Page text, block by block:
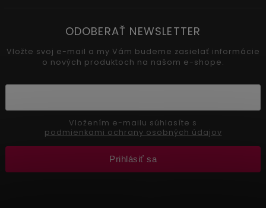
ODOBERAŤ NEWSLETTER
Vložte svoj e-mail a my Vám budeme zasielať informácie
o nových produktoch na našom e-shope.
podmienkami ochrany osobných údajov
Prihlásiť sa